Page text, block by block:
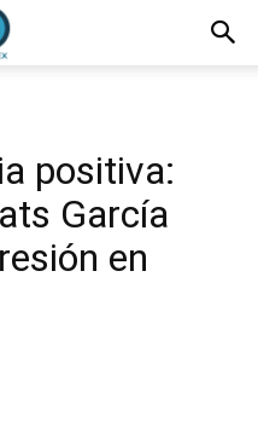
positiva:
García
en